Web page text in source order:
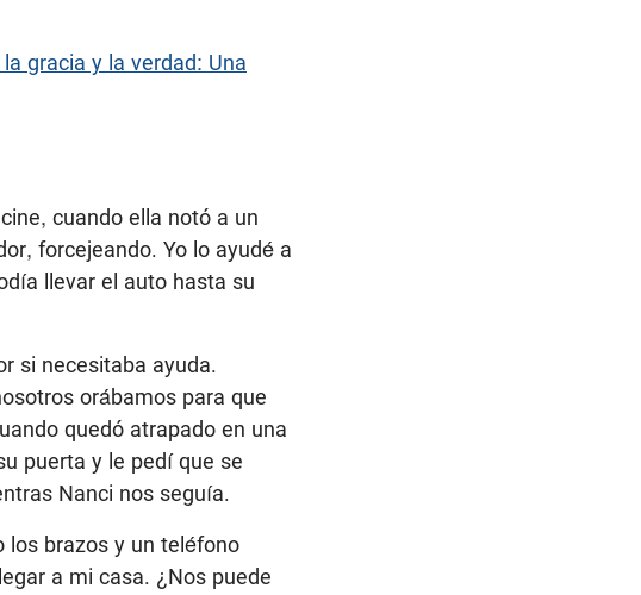
gracia y la verdad: Una
cuando ella notó a un
forcejeando. Yo lo ayudé a
llevar el auto hasta su
si necesitaba ayuda.
orábamos para que
quedó atrapado en una
puerta y le pedí que se
Nanci nos seguía.
los brazos y un teléfono
a mi casa. ¿Nos puede